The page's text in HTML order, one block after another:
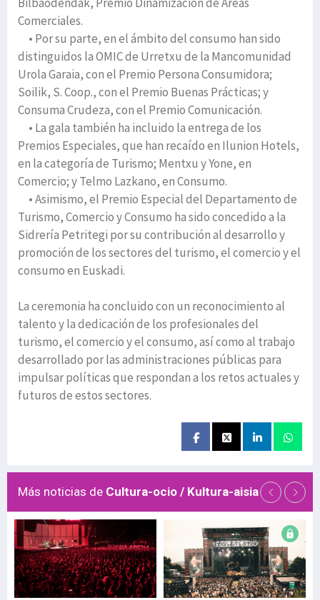
Comerciales.
• Por su parte, en el ámbito del consumo han sido
distinguidos la OMIC de Urretxu de la Mancomunidad
Urola Garaia, con el Premio Persona Consumidora;
Soilik, S. Coop., con el Premio Buenas Prácticas; y
Consuma Crudeza, con el Premio Comunicación.
• La gala también ha incluido la entrega de los
Premios Especiales, que han recaído en Ilunion Hotels,
en la categoría de Turismo; Mentxu y Yone, en
Comercio; y Telmo Lazkano, en Consumo.
• Asimismo, el Premio Especial del Departamento de
Turismo, Comercio y Consumo ha sido concedido a la
Sidrería Petritegi por su contribución al desarrollo y
promoción de los sectores del turismo, el comercio y el
consumo en Euskadi.
La ceremonia ha concluido con un reconocimiento al
talento y la dedicación de los profesionales del
turismo, el comercio y el consumo, así como al trabajo
desarrollado por las administraciones públicas para
impulsar políticas que respondan a los retos actuales y
futuros de estos sectores.
Más noticias de Cultura-ocio / Kultura-aisia